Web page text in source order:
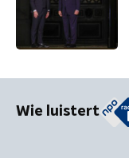
Wie luistert